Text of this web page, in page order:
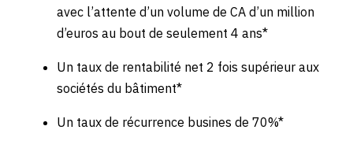
avec l’attente d’un volume de CA d’un million
d’euros au bout de seulement 4 ans*
Un taux de rentabilité net 2 fois supérieur aux
sociétés du bâtiment*
Un taux de récurrence busines de 70%*